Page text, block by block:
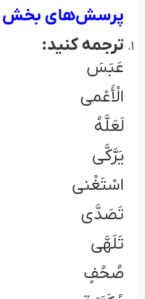
پرسش‌های بخش اول
ترجمه کنيد:
عَبَسَ
الْأَعْمى
لَعَلَّهُ
يَزَّكَّى
اسْتَغْنى
تَصَدَّى
تَلَهَّى
صُحُفٍ